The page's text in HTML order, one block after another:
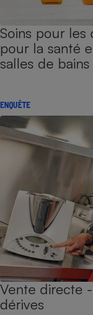
Soins pour les
pour la santé
salles de bains
ENQUÊTE
Vente directe
dérives